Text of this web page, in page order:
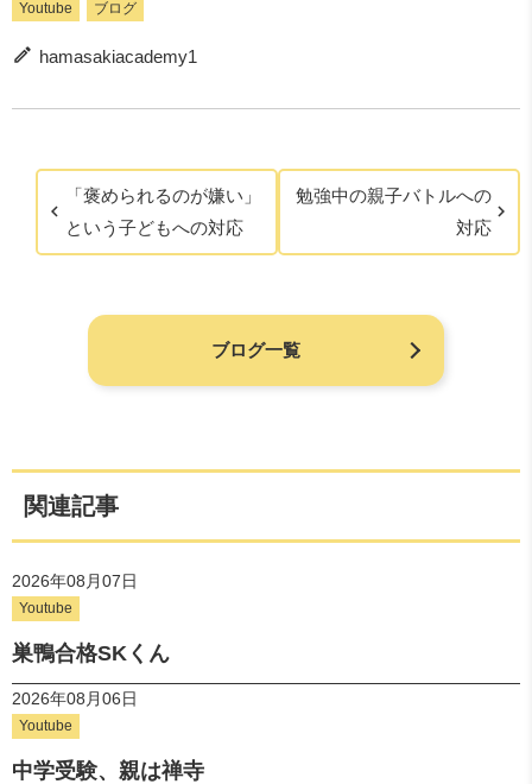
Youtube ブログ
hamasakiacademy1
「褒められるのが嫌い」
という子どもへの対応
勉強中の親子バトルへの
対応
ブログ一覧
関連記事
2026年08月07日
Youtube
巣鴨合格SKくん
2026年08月06日
Youtube
中学受験、親は禅寺